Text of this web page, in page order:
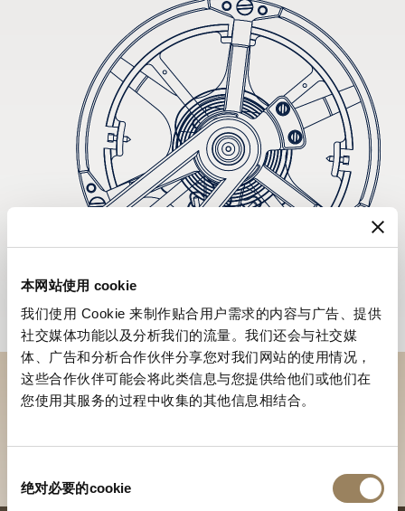
本网站使用 cookie
我们使用 Cookie 来制作贴合用户需求的内容与广告、提供
社交媒体功能以及分析我们的流量。我们还会与社交媒
体、广告和分析合作伙伴分享您对我们网站的使用情况，
这些合作伙伴可能会将此类信息与您提供给他们或他们在
您使用其服务的过程中收集的其他信息相结合。
绝对必要的cookie
到访精品店探索品牌系列
寻找精品店